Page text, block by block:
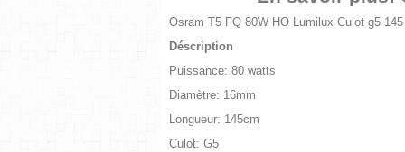
Osram T5 FQ 80W HO Lumilux Culot g5
Déscription
Puissance: 80 watts
Diamètre: 16mm
Longueur: 145cm
Culot: G5